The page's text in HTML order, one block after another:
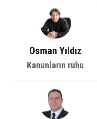
Osman Yıldız
Kanunların ruhu